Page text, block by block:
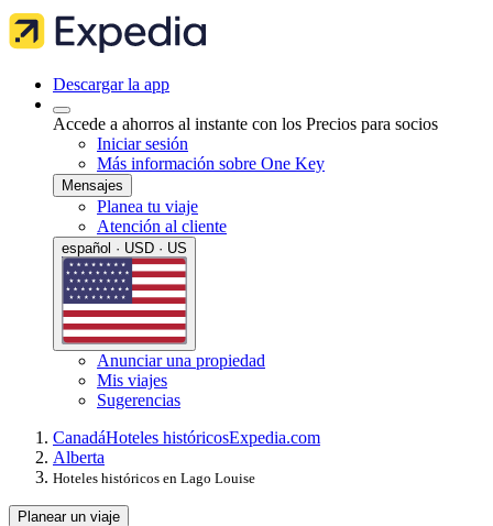
Descargar la app
Accede a ahorros al instante con los Precios para socios
Iniciar sesión
Más información sobre One Key
Mensajes
Planea tu viaje
Atención al cliente
español · USD · US
Anunciar una propiedad
Mis viajes
Sugerencias
CanadáHoteles históricosExpedia.com
Alberta
Hoteles históricos en Lago Louise
Planear un viaje